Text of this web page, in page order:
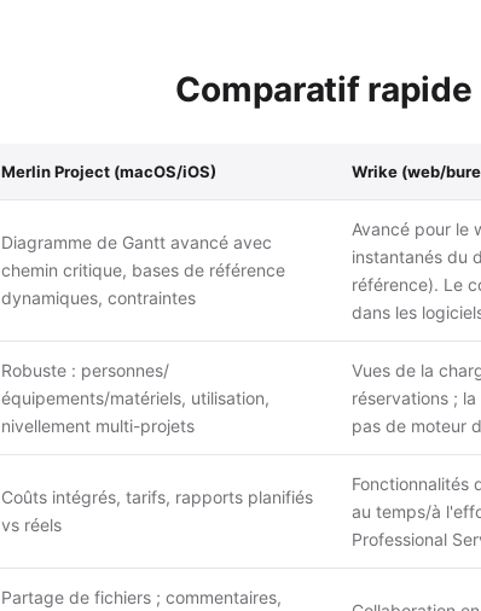
Comparatif rapide
Merlin Project (macOS/iOS) Wrike (web/
Diagramme de Gantt avancé avec
chemin critique, bases de référence
dynamiques, contraintes
Avancé pour le
instantanés du
référence). Le
dans les
Robuste : personnes/
équipements/matériels, utilisation,
nivellement multi-projets
Vues de la
réservations ;
pas de moteur
Coûts intégrés, tarifs, rapports planifiés
vs réels
Fonctionnalités
au temps/à
Professional
Partage de fichiers ; commentaires,